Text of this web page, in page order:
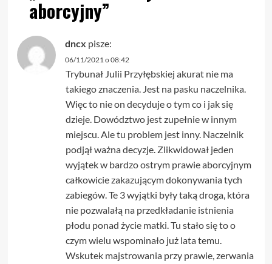
aborcyjny”
dncx pisze:
06/11/2021 o 08:42
Trybunał Julii Przyłębskiej akurat nie ma
takiego znaczenia. Jest na pasku naczelnika.
Więc to nie on decyduje o tym co i jak się
dzieje. Dowództwo jest zupełnie w innym
miejscu. Ale tu problem jest inny. Naczelnik
podjął ważna decyzje. Zlikwidował jeden
wyjątek w bardzo ostrym prawie aborcyjnym
całkowicie zakazującym dokonywania tych
zabiegów. Te 3 wyjątki były taką droga, która
nie pozwalałą na przedkładanie istnienia
płodu ponad życie matki. Tu stało się to o
czym wielu wspominało już lata temu.
Wskutek majstrowania przy prawie, zerwania